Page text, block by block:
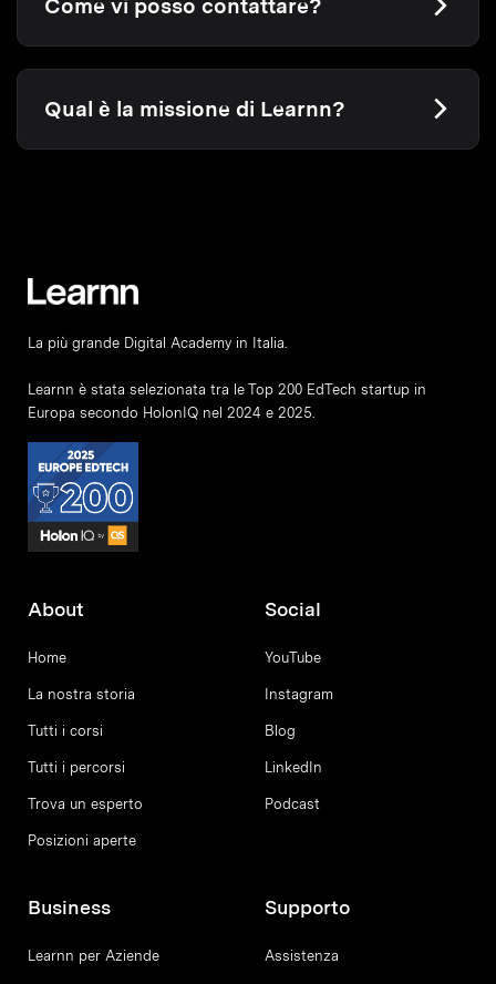
Come vi posso contattare?
Qual è la missione di Learnn?
La più grande Digital Academy in Italia.
Learnn è stata selezionata tra le Top 200 EdTech startup in
Europa secondo HolonIQ nel 2024 e 2025.
About
Home
La nostra storia
Tutti i corsi
Tutti i percorsi
Trova un esperto
Posizioni aperte
Social
YouTube
Instagram
Blog
LinkedIn
Podcast
Business
Learnn per Aziende
Supporto
Assistenza